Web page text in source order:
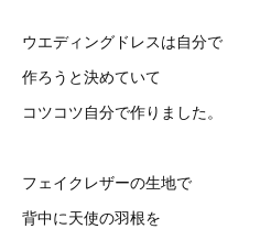
ウエディングドレスは自分で
作ろうと決めていて
コツコツ自分で作りました。
フェイクレザーの生地で
背中に天使の羽根を